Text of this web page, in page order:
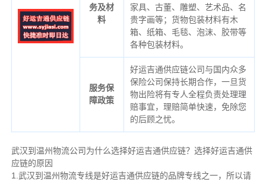
务及材
料
家具、古董、雕塑、艺术品、名
贵字画等；货物包装材料有木
箱、纸箱、毛毯、泡沫、胶带等
各种包装材料。
服务保
障政策
好运吉通供应链公司与国内众多
保险公司保持长期合作，一旦货
物出险将有专人全程负责处理理
赔事宜，理赔简单快速，免除您
的后顾之忧。
武汉到温州物流公司为什么选择好运吉通供应链？选择好运吉通供
应链的原因
1.武汉到温州物流专线是好运吉通供应链的品牌专线之一，所以请